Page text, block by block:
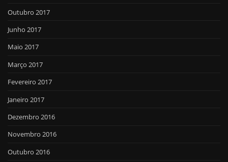
Outubro 2017
Junho 2017
Maio 2017
Março 2017
Fevereiro 2017
Janeiro 2017
Dezembro 2016
Novembro 2016
Outubro 2016